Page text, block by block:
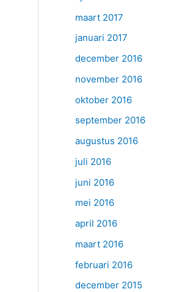
maart 2017
januari 2017
december 2016
november 2016
oktober 2016
september 2016
augustus 2016
juli 2016
juni 2016
mei 2016
april 2016
maart 2016
februari 2016
december 2015